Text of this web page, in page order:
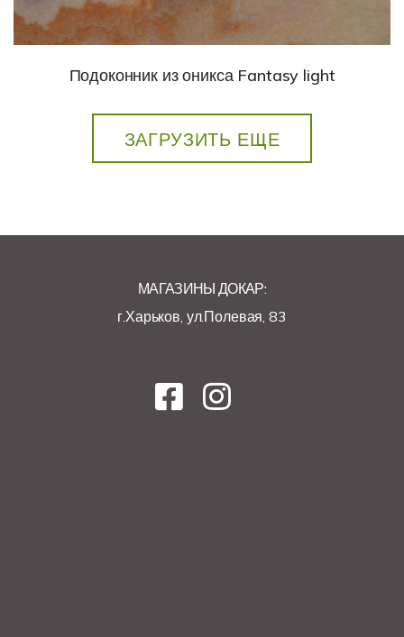
Подоконник из оникса Fantasy light
ЗАГРУЗИТЬ ЕЩЕ
МАГАЗИНЫ ДОКАР:
г.Харьков, ул.Полевая, 83